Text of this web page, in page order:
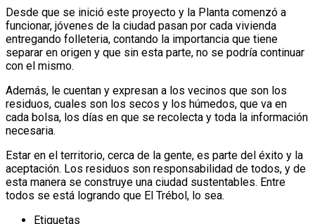
Desde que se inició este proyecto y la Planta comenzó a
funcionar, jóvenes de la ciudad pasan por cada vivienda
entregando folleteria, contando la importancia que tiene
separar en origen y que sin esta parte, no se podría continuar
con el mismo.
Además, le cuentan y expresan a los vecinos que son los
residuos, cuales son los secos y los húmedos, que va en
cada bolsa, los días en que se recolecta y toda la información
necesaria.
Estar en el territorio, cerca de la gente, es parte del éxito y la
aceptación. Los residuos son responsabilidad de todos, y de
esta manera se construye una ciudad sustentables. Entre
todos se está logrando que El Trébol, lo sea.
Etiquetas